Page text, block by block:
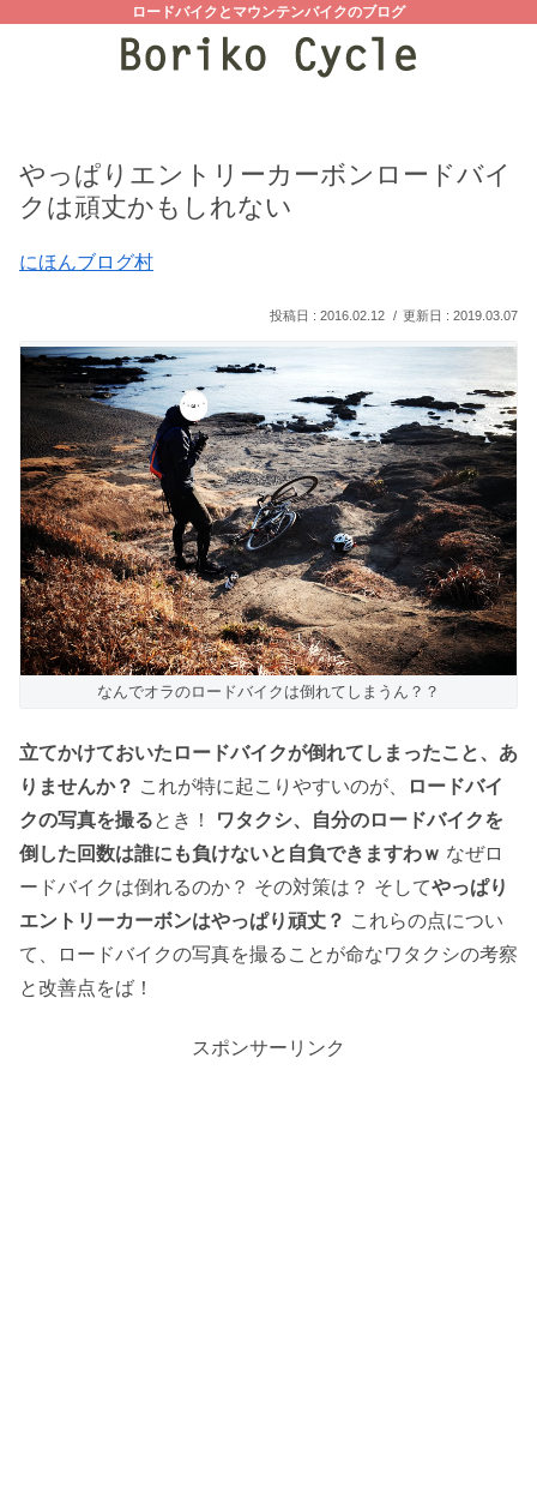
ロードバイクとマウンテンバイクのブログ
やっぱりエントリーカーボンロードバイ
クは頑丈かもしれない
にほんブログ村
2016.02.12 2019.03.07
なんでオラのロードバイクは倒れてしまうん？？
立てかけておいたロードバイクが倒れてしまったこと、あ
りませんか？ これが特に起こりやすいのが、
ロードバイ
クの写真を撮るとき！
ワタクシ、自分のロードバイクを
倒した回数は誰にも負けないと自負できますわｗ なぜロ
ードバイクは倒れるのか？ その対策は？ そしてやっぱり
エントリーカーボンはやっぱり頑丈？ これらの点につい
て、ロードバイクの写真を撮ることが命なワタクシの考察
と改善点をば！
スポンサーリンク